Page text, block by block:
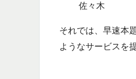
佐々木
それでは、早速本
ようなサービスを